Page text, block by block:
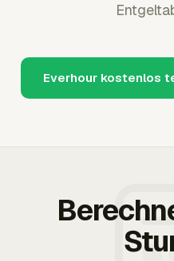
Everhour kostenlos